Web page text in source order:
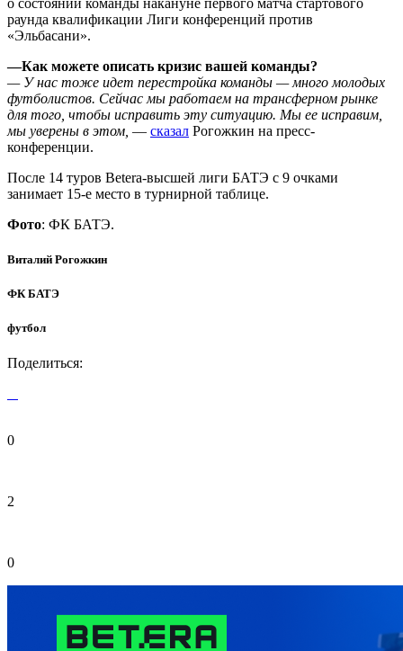
раунда квалификации Лиги конференций против
«Эльбасани».
—Как можете описать кризис вашей команды?
— У нас тоже идет перестройка команды — много молодых
футболистов. Сейчас мы работаем на трансферном рынке
для того, чтобы исправить эту ситуацию. Мы ее исправим,
мы уверены в этом, — сказал Рогожкин на пресс-
конференции.
После 14 туров Betera-высшей лиги БАТЭ с 9 очками
занимает 15-е место в турнирной таблице.
Фото: ФК БАТЭ.
Виталий Рогожкин
ФК БАТЭ
футбол
Поделиться:
0
2
0